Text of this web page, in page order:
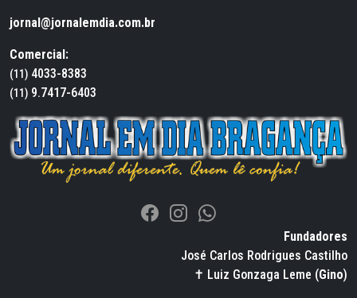
jornal@jornalemdia.com.br
Comercial:
(11) 4033-8383
(11) 9.7417-6403
Fundadores
José Carlos Rodrigues Castilho
✝ Luiz Gonzaga Leme (Gino)